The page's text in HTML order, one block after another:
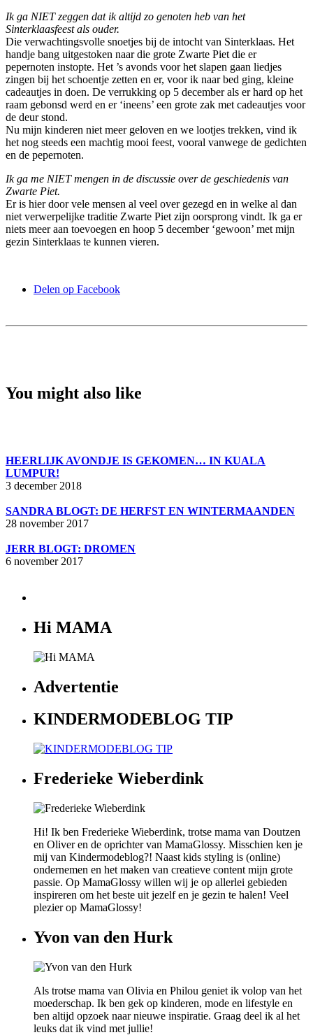
Ik ga NIET zeggen dat ik altijd zo genoten heb van het
Sinterklaasfeest als ouder.
Die verwachtingsvolle snoetjes bij de intocht van Sinterklaas. Het
handje bang uitgestoken naar die grote Zwarte Piet die er
pepernoten instopte. Het ’s avonds voor het slapen gaan liedjes
zingen bij het schoentje zetten en er, voor ik naar bed ging, kleine
cadeautjes in doen. De verrukking op 5 december als er hard op het
raam gebonsd werd en er ‘ineens’ een grote zak met cadeautjes voor
de deur stond.
Nu mijn kinderen niet meer geloven en we lootjes trekken, vind ik
het nog steeds een machtig mooi feest, vooral vanwege de gedichten
en de pepernoten.
Ik ga me NIET mengen in de discussie over de geschiedenis van
Zwarte Piet.
Er is hier door vele mensen al veel over gezegd en in welke al dan
niet verwerpelijke traditie Zwarte Piet zijn oorsprong vindt. Ik ga er
niets meer aan toevoegen en hoop 5 december ‘gewoon’ met mijn
gezin Sinterklaas te kunnen vieren.
Delen op Facebook
You might also like
HEERLIJK AVONDJE IS GEKOMEN… IN KUALA
LUMPUR!
3 december 2018
SANDRA BLOGT: DE HERFST EN WINTERMAANDEN
28 november 2017
JERR BLOGT: DROMEN
6 november 2017
Hi MAMA
Advertentie
KINDERMODEBLOG TIP
Frederieke Wieberdink
Hi! Ik ben Frederieke Wieberdink, trotse mama van Doutzen
en Oliver en de oprichter van MamaGlossy. Misschien ken je
mij van Kindermodeblog?! Naast kids styling is (online)
ondernemen en het maken van creatieve content mijn grote
passie. Op MamaGlossy willen wij je op allerlei gebieden
inspireren om het beste uit jezelf en je gezin te halen! Veel
plezier op MamaGlossy!
Yvon van den Hurk
Als trotse mama van Olivia en Philou geniet ik volop van het
moederschap. Ik ben gek op kinderen, mode en lifestyle en
ben altijd opzoek naar nieuwe inspiratie. Graag deel ik al het
leuks dat ik vind met jullie!